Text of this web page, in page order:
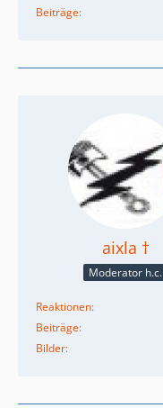
Beiträge
aixla †
Moderator h.c.
Reaktionen
Beiträge
Bilder